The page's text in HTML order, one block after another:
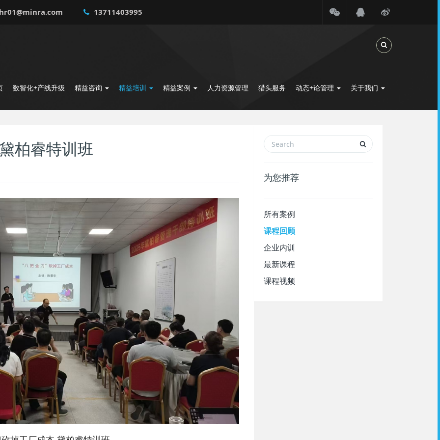
13711403995
Toggle Search
数智化+产线升级 精益咨询 精益培训 精益案例 人力资源管理 猎头服务 动态+论管理 关于我们
柏睿特训班
为您推荐
所有案例
课程回顾
企业内训
最新课程
课程视频